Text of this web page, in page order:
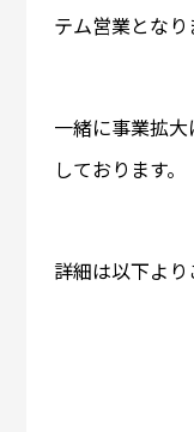
テム営業となり
一緒に事業拡
しております。
詳細は以下より